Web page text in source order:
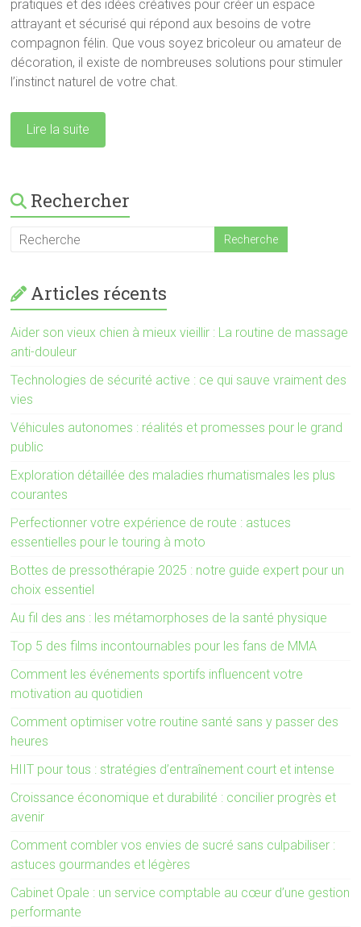
pratiques et des idées créatives pour créer un espace
attrayant et sécurisé qui répond aux besoins de votre
compagnon félin. Que vous soyez bricoleur ou amateur de
décoration, il existe de nombreuses solutions pour stimuler
l’instinct naturel de votre chat.
Lire la suite
Rechercher
Articles récents
Aider son vieux chien à mieux vieillir : La routine de massage
anti-douleur
Technologies de sécurité active : ce qui sauve vraiment des
vies
Véhicules autonomes : réalités et promesses pour le grand
public
Exploration détaillée des maladies rhumatismales les plus
courantes
Perfectionner votre expérience de route : astuces
essentielles pour le touring à moto
Bottes de pressothérapie 2025 : notre guide expert pour un
choix essentiel
Au fil des ans : les métamorphoses de la santé physique
Top 5 des films incontournables pour les fans de MMA
Comment les événements sportifs influencent votre
motivation au quotidien
Comment optimiser votre routine santé sans y passer des
heures
HIIT pour tous : stratégies d’entraînement court et intense
Croissance économique et durabilité : concilier progrès et
avenir
Comment combler vos envies de sucré sans culpabiliser :
astuces gourmandes et légères
Cabinet Opale : un service comptable au cœur d’une gestion
performante